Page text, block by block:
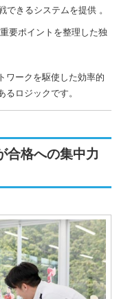
できるシステムを提供 。
要ポイントを整理した独
ワークを駆使した効率的
ロジックです。
合格への集中力